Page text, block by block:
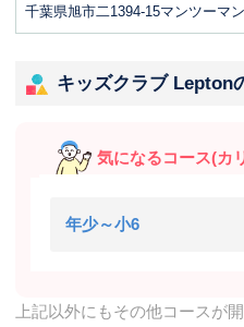
千葉県旭市二1394-15マンツーマ
キッズクラブ Lepton
気になるコース(カ
年少～小6
上記以外にもその他コースが